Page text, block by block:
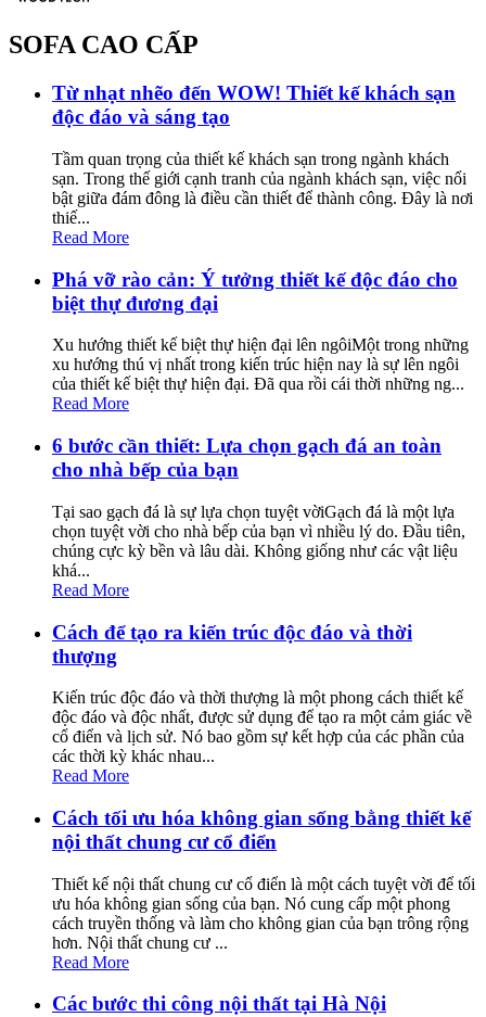
SOFA CAO CẤP
Từ nhạt nhẽo đến WOW! Thiết kế khách sạn
độc đáo và sáng tạo
Tầm quan trọng của thiết kế khách sạn trong ngành khách
sạn. Trong thế giới cạnh tranh của ngành khách sạn, việc nổi
bật giữa đám đông là điều cần thiết để thành công. Đây là nơi
thiế...
Read More
Phá vỡ rào cản: Ý tưởng thiết kế độc đáo cho
biệt thự đương đại
Xu hướng thiết kế biệt thự hiện đại lên ngôiMột trong những
xu hướng thú vị nhất trong kiến trúc hiện nay là sự lên ngôi
của thiết kế biệt thự hiện đại. Đã qua rồi cái thời những ng...
Read More
6 bước cần thiết: Lựa chọn gạch đá an toàn
cho nhà bếp của bạn
Tại sao gạch đá là sự lựa chọn tuyệt vờiGạch đá là một lựa
chọn tuyệt vời cho nhà bếp của bạn vì nhiều lý do. Đầu tiên,
chúng cực kỳ bền và lâu dài. Không giống như các vật liệu
khá...
Read More
Cách để tạo ra kiến trúc độc đáo và thời
thượng
Kiến trúc độc đáo và thời thượng là một phong cách thiết kế
độc đáo và độc nhất, được sử dụng để tạo ra một cảm giác về
cổ điển và lịch sử. Nó bao gồm sự kết hợp của các phần của
các thời kỳ khác nhau...
Read More
Cách tối ưu hóa không gian sống bằng thiết kế
nội thất chung cư cổ điển
Thiết kế nội thất chung cư cổ điển là một cách tuyệt vời để tối
ưu hóa không gian sống của bạn. Nó cung cấp một phong
cách truyền thống và làm cho không gian của bạn trông rộng
hơn. Nội thất chung cư ...
Read More
Các bước thi công nội thất tại Hà Nội